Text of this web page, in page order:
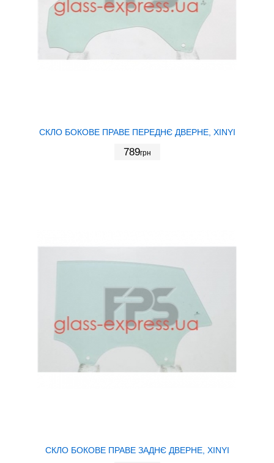
СКЛО БОКОВЕ ПРАВЕ ПЕРЕДНЄ ДВЕРНЕ, XINYI
789грн
СКЛО БОКОВЕ ПРАВЕ ЗАДНЄ ДВЕРНЕ, XINYI